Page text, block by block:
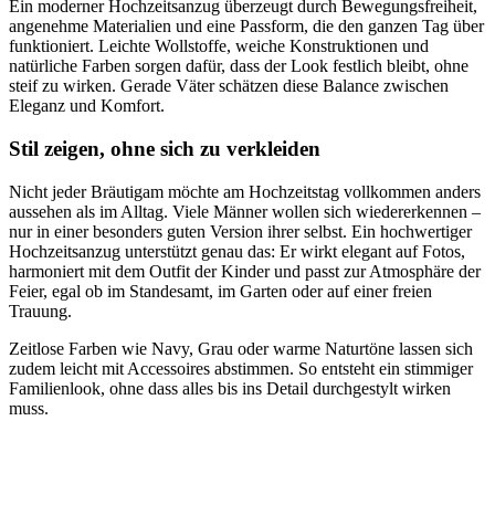
Ein moderner Hochzeitsanzug überzeugt durch Bewegungsfreiheit,
angenehme Materialien und eine Passform, die den ganzen Tag über
funktioniert. Leichte Wollstoffe, weiche Konstruktionen und
natürliche Farben sorgen dafür, dass der Look festlich bleibt, ohne
steif zu wirken. Gerade Väter schätzen diese Balance zwischen
Eleganz und Komfort.
Stil zeigen, ohne sich zu verkleiden
Nicht jeder Bräutigam möchte am Hochzeitstag vollkommen anders
aussehen als im Alltag. Viele Männer wollen sich wiedererkennen –
nur in einer besonders guten Version ihrer selbst. Ein hochwertiger
Hochzeitsanzug unterstützt genau das: Er wirkt elegant auf Fotos,
harmoniert mit dem Outfit der Kinder und passt zur Atmosphäre der
Feier, egal ob im Standesamt, im Garten oder auf einer freien
Trauung.
Zeitlose Farben wie Navy, Grau oder warme Naturtöne lassen sich
zudem leicht mit Accessoires abstimmen. So entsteht ein stimmiger
Familienlook, ohne dass alles bis ins Detail durchgestylt wirken
muss.